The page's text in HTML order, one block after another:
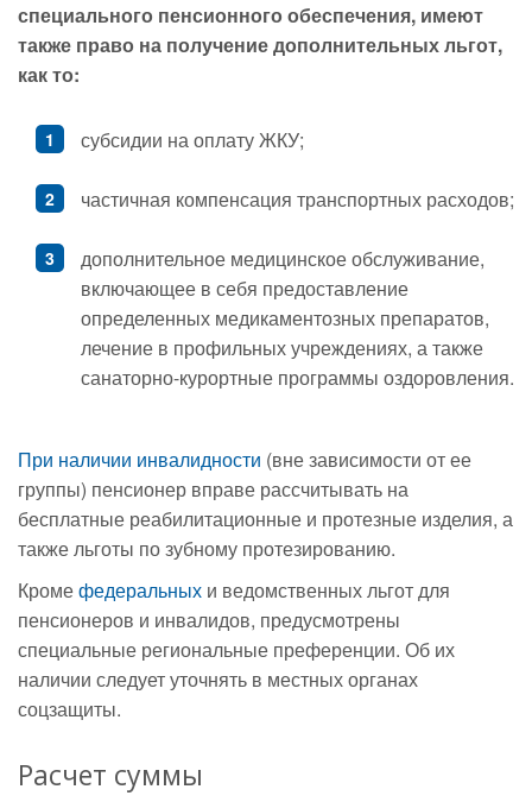
специального пенсионного обеспечения, имеют
также право на получение дополнительных льгот,
как то:
субсидии на оплату ЖКУ;
частичная компенсация транспортных расходов;
дополнительное медицинское обслуживание,
включающее в себя предоставление
определенных медикаментозных препаратов,
лечение в профильных учреждениях, а также
санаторно-курортные программы оздоровления.
При наличии инвалидности (вне зависимости от ее
группы) пенсионер вправе рассчитывать на
бесплатные реабилитационные и протезные изделия, а
также льготы по зубному протезированию.
Кромефедеральных и ведомственных льгот для
пенсионеров и инвалидов, предусмотрены
специальные региональные преференции. Об их
наличии следует уточнять в местных органах
соцзащиты.
Расчет суммы